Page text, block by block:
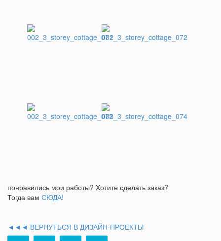
понравились мои работы? Хотите сделать заказ?
Тогда вам СЮДА!
◄◄◄ ВЕРНУТЬСЯ В ДИЗАЙН-ПРОЕКТЫ